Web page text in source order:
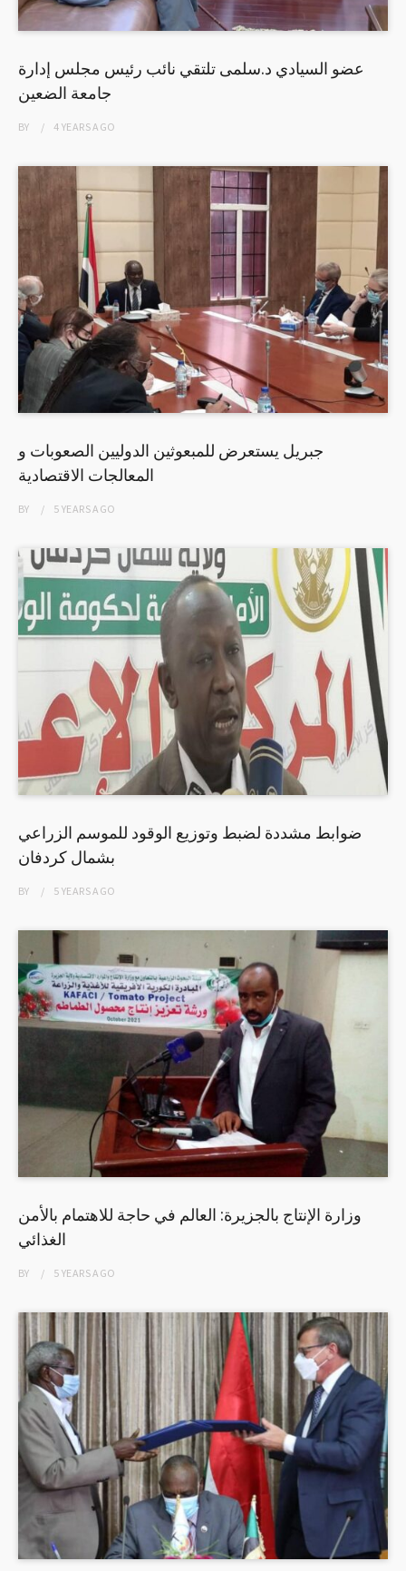
عضو السيادي د.سلمى تلتقي نائب رئيس مجلس إدارة
جامعة الضعين
BY 4 YEARSAGO
جبريل يستعرض للمبعوثين الدوليين الصعوبات و
المعالجات الاقتصادية
BY 5 YEARSAGO
ضوابط مشددة لضبط وتوزيع الوقود للموسم الزراعي
بشمال كردفان
BY 5 YEARSAGO
وزارة الإنتاج بالجزيرة: العالم في حاجة للاهتمام بالأمن
الغذائي
BY 5 YEARSAGO